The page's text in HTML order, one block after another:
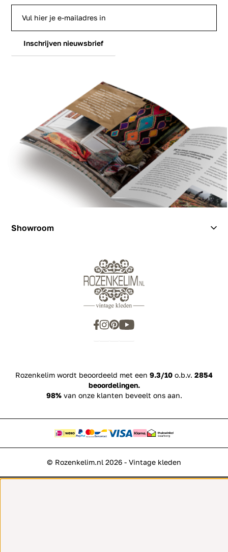
Showroom
Inschrijven nieuwsbrief
Rozenkelim wordt beoordeeld met een 9.3/10 o.b.v. 2854
beoordelingen.
98%van onze klanten beveelt ons aan.
© Rozenkelim.nl 2026 - Vintage kleden